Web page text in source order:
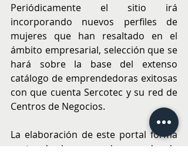
Periódicamente el sitio irá
incorporando nuevos perfiles de
mujeres que han resaltado en el
ámbito empresarial, selección que se
hará sobre la base del extenso
catálogo de emprendedoras exitosas
con que cuenta Sercotec y su red de
Centros de Negocios.
La elaboración de este portal forma
parte de la renovada agenda de